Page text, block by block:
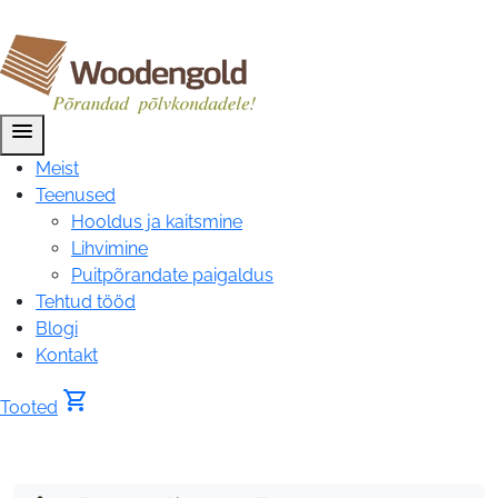
menu
Meist
Teenused
Hooldus ja kaitsmine
Lihvimine
Puitpõrandate paigaldus
Tehtud tööd
Blogi
Kontakt
Tooted shopping_cart